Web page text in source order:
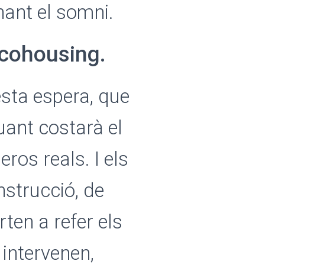
el somni.
espera, que
costarà el
reals. I els
de
a refer els